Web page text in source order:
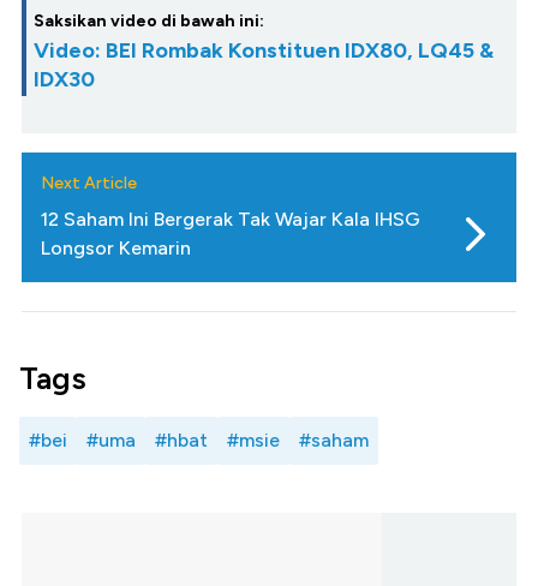
Saksikan video di bawah ini:
Video: BEI Rombak Konstituen IDX80, LQ45 &
IDX30
Next Article
12 Saham Ini Bergerak Tak Wajar Kala IHSG
Longsor Kemarin
Tags
#bei #uma #hbat #msie #saham